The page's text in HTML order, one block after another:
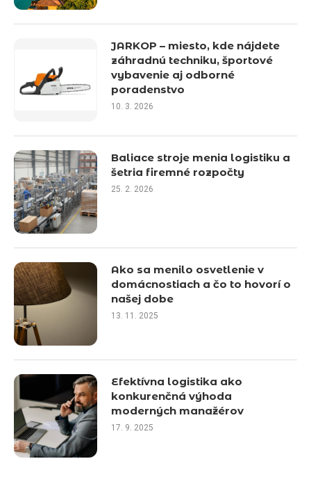
JARKOP – miesto, kde nájdete
záhradnú techniku, športové
vybavenie aj odborné
poradenstvo
10. 3. 2026
Baliace stroje menia logistiku a
šetria firemné rozpočty
25. 2. 2026
Ako sa menilo osvetlenie v
domácnostiach a čo to hovorí o
našej dobe
13. 11. 2025
Efektívna logistika ako
konkurenčná výhoda
moderných manažérov
17. 9. 2025